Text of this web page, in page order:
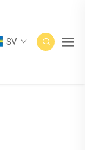
SV